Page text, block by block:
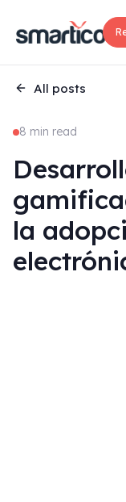
All posts
8 min read
la